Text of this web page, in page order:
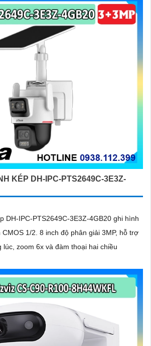
KÉP DH-IPC-PTS2649C-3E3Z-
DH-IPC-PTS2649C-3E3Z-4GB20 ghi hình
1/2. 8 inch độ phân giải 3MP, hỗ trợ
lúc, zoom 6x và đàm thoại hai chiều